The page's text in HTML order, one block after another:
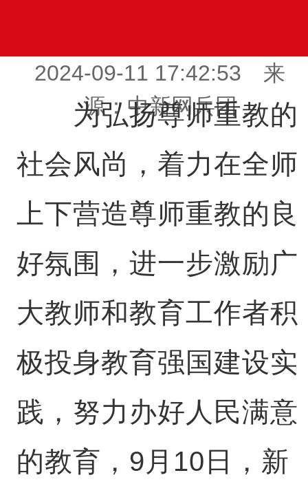
2024-09-11 17:42:53 来
源：中新网兵团
为弘扬尊师重教的
社会风尚，着力在全师
上下营造尊师重教的良
好氛围，进一步激励广
大教师和教育工作者积
极投身教育强国建设实
践，努力办好人民满意
的教育，9月10日，新